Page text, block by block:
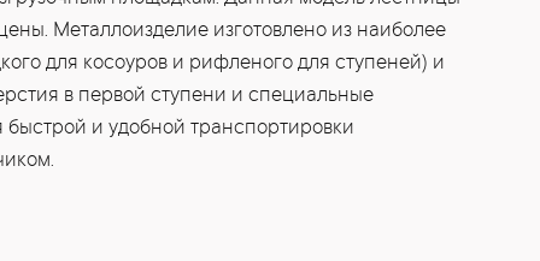
Металлоизделие изготовлено из наиболее
для косоуров и рифленого для ступеней) и
в первой ступени и специальные
и удобной транспортировки